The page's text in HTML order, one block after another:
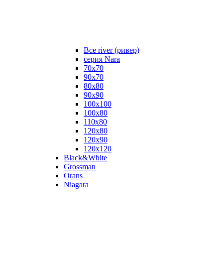
Все river (ривер)
серия Nara
70х70
90х70
80x80
90x90
100x100
100х80
110х80
120x80
120х90
120х120
Black&White
Grossman
Orans
Niagara